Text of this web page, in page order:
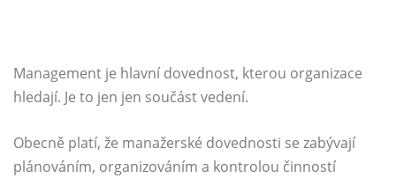
Management je hlavní dovednost, kterou organizace
hledají. Je to jen jen součást vedení.
Obecně platí, že manažerské dovednosti se zabývají
plánováním, organizováním a kontrolou činností